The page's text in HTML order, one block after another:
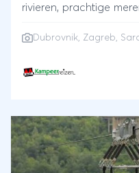
rivieren, prachtige
schilderachtige
Sarajevo, Mostar en
programma, evenals
de smeltkroes van
Dubrovnik, Zagreb,